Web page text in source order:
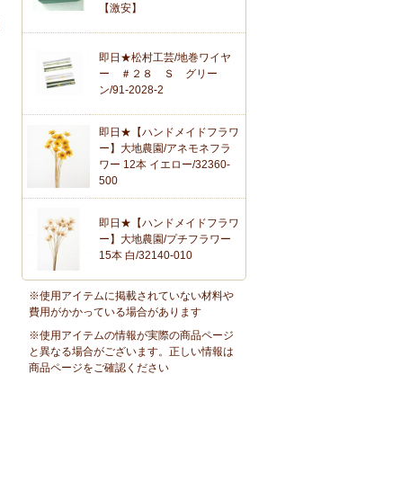
【激安】
即日★松村工芸/地巻ワイヤ
ー ＃２８ Ｓ グリー
ン/91-2028-2
即日★【ハンドメイドフラワ
ー】大地農園/アネモネフラ
ワー 12本 イエロー/32360-
500
即日★【ハンドメイドフラワ
ー】大地農園/プチフラワー
15本 白/32140-010
※使用アイテムに掲載されていない材料や
費用がかかっている場合があります
※使用アイテムの情報が実際の商品ページ
と異なる場合がございます。正しい情報は
商品ページをご確認ください